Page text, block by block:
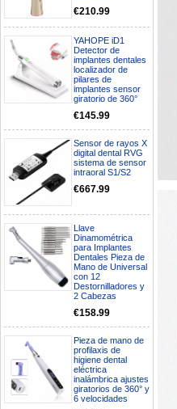
€210.99
YAHOPE iD1
Detector de
implantes dentales
localizador de
pilares de
implantes sensor
giratorio de 360°
€145.99
Sensor de rayos X
digital dental RVG
sistema de sensor
intraoral S1/S2
€667.99
Llave
Dinamométrica
para Implantes
Dentales Pieza de
Mano de Universal
con 12
Destornilladores y
2 Cabezas
€158.99
Pieza de mano de
profilaxis de
higiene dental
eléctrica
inalámbrica ajustes
giratorios de 360° y
6 velocidades
Boa noite gostaria de saber se
seria possível entrega em
Portugal e quanto tempo no
av Francisco Sá Carneiro n40
5430-423 Valpacos do seguinte
produto - Motor eléctrico dental
inalámbrico IPR pieza de mano
ortodoncia y pulido 2 en 1.
Rita
29/07/2026